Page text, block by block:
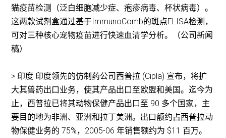
猫疫苗检测（泛白细胞减少症、疱疹病毒、杯状病毒）。
这两款试剂盒通过基于ImmunoComb的斑点ELISA检测，
可对三种核心宠物疫苗进行快速血清学分析。（公司新闻
稿）
> 印度 印度领先的仿制药公司西普拉 (Cipla) 宣布，将扩
大其兽药出口业务，使其产品出口至欧盟和美国。迄今为
止，西普拉已将其动物保健产品出口至 90 多个国家，主
要目的地为非洲、亚洲和拉丁美洲。出口额约占西普拉动
物保健业务的 75%，2005-06 年销售额约为 $11 百万。